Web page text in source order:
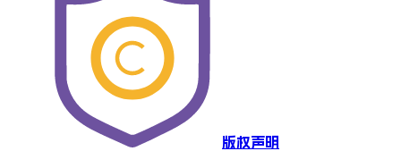
版权声明